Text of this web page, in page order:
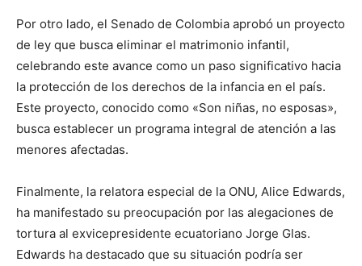
Por otro lado, el Senado de Colombia aprobó un proyecto
de ley que busca eliminar el matrimonio infantil,
celebrando este avance como un paso significativo hacia
la protección de los derechos de la infancia en el país.
Este proyecto, conocido como «Son niñas, no esposas»,
busca establecer un programa integral de atención a las
menores afectadas.
Finalmente, la relatora especial de la ONU, Alice Edwards,
ha manifestado su preocupación por las alegaciones de
tortura al exvicepresidente ecuatoriano Jorge Glas.
Edwards ha destacado que su situación podría ser